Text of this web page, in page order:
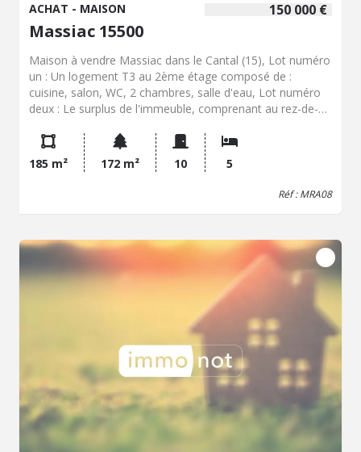
150 000 €
ACHAT - MAISON
Massiac 15500
Maison à vendre Massiac dans le Cantal (15), Lot numéro
un : Un logement T3 au 2ème étage composé de :
cuisine, salon, WC, 2 chambres, salle d'eau, Lot numéro
deux : Le surplus de l'immeuble, comprenant au rez-de-
dépendance et cour, Côté Avenue du Général de Gaulle :
Au rez-de-chaussée : cuisine, salle à manger, salon, 1
pièce, WC, terrasse, Au 1er étage : 3 chambres, salle de
185 m² 172 m² 10 5
Réf : MRA08